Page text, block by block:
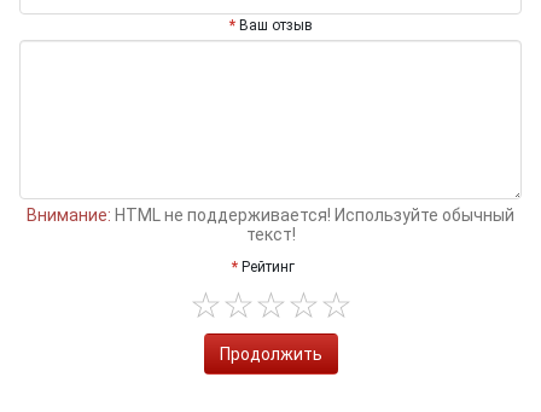
Ваш отзыв
Внимание: HTML не поддерживается! Используйте обычный
текст!
Рейтинг
Продолжить